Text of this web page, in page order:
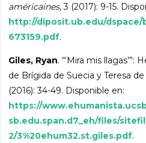
américaines, 3 (2017): 9-15.
http://diposit.ub.edu/dspace/
673159.pdf.
Giles, Ryan. “‘Mira mis llagas’”:
de Brígida de Suecia y Teresa de
(2016): 34-49. Disponible en:
https://
sb.edu.span.d7_eh/files/
2/3%20ehum32.st.giles.pdf.